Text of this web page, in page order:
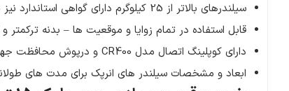
سیلندرهای بالاتر از 25 کیلوگرم دارای گواهی استاندارد نیز می باشند .
قابل استفاده در تمام زوایا و موقعیت ها – بدنه ترکمتر
دارای کوپلینگ اتصال مدل CR400 و درپوش محافظت جهت گرد و غبار و همچین رزوه ها
ابعاد و مشخصات سیلندر های انرپک برای مدت های